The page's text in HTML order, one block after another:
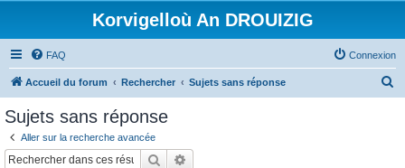
Korvigelloù An DROUIZIG
FAQ Connexion
Accueil du forum Rechercher Sujets sans réponse
Sujets sans réponse
Aller sur la recherche avancée
Rechercher